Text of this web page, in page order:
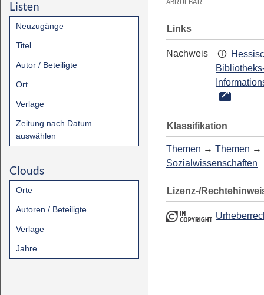
Listen
Neuzugänge
Titel
Autor / Beteiligte
Ort
Verlage
Zeitung nach Datum
auswählen
Clouds
Orte
Autoren / Beteiligte
Verlage
Jahre
ABRUFBAR
Links
Nachweis
Klassifikation
Themen → Themen →
Sozialwissenschaften
Lizenz-/